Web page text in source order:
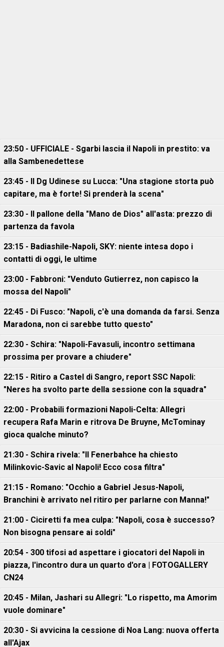
23:50 - UFFICIALE - Sgarbi lascia il Napoli in prestito: va
alla Sambenedettese
23:45 - Il Dg Udinese su Lucca: "Una stagione storta può
capitare, ma è forte! Si prenderà la scena"
23:30 - Il pallone della "Mano de Dios" all'asta: prezzo di
partenza da favola
23:15 - Badiashile-Napoli, SKY: niente intesa dopo i
contatti di oggi, le ultime
23:00 - Fabbroni: "Venduto Gutierrez, non capisco la
mossa del Napoli"
22:45 - Di Fusco: "Napoli, c'è una domanda da farsi. Senza
Maradona, non ci sarebbe tutto questo"
22:30 - Schira: "Napoli-Favasuli, incontro settimana
prossima per provare a chiudere"
22:15 - Ritiro a Castel di Sangro, report SSC Napoli:
"Neres ha svolto parte della sessione con la squadra"
22:00 - Probabili formazioni Napoli-Celta: Allegri
recupera Rafa Marin e ritrova De Bruyne, McTominay
gioca qualche minuto?
21:30 - Schira rivela: "Il Fenerbahce ha chiesto
Milinkovic-Savic al Napoli! Ecco cosa filtra"
21:15 - Romano: "Occhio a Gabriel Jesus-Napoli,
Branchini è arrivato nel ritiro per parlarne con Manna!"
21:00 - Ciciretti fa mea culpa: "Napoli, cosa è successo?
Non bisogna pensare ai soldi"
20:54 - 300 tifosi ad aspettare i giocatori del Napoli in
piazza, l'incontro dura un quarto d'ora | FOTOGALLERY
CN24
20:45 - Milan, Jashari su Allegri: "Lo rispetto, ma Amorim
vuole dominare"
20:30 - Si avvicina la cessione di Noa Lang: nuova offerta
all'Ajax